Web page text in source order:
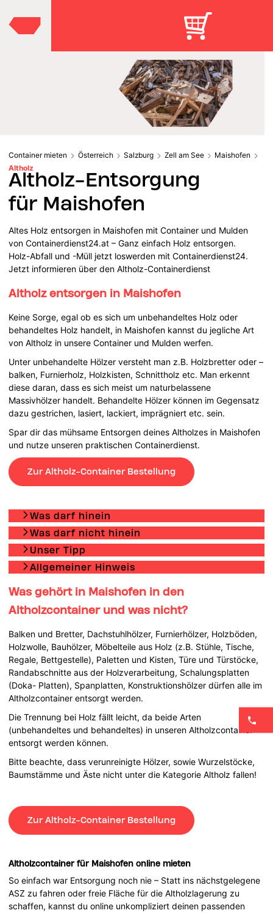
Container mieten Österreich Salzburg Zell am See
Maishofen
Altholz
Altholz-Entsorgung
für Maishofen
Altes Holz entsorgen in Maishofen mit Container und Mulden
von Containerdienst24.at – Ganz einfach Holz entsorgen.
Holz-Abfall und -Müll jetzt loswerden mit Containerdienst24.
Jetzt informieren über den Altholz-Containerdienst
Altholz entsorgen in Maishofen
Keine Sorge, egal ob es sich um unbehandeltes Holz oder
behandeltes Holz handelt, in Maishofen kannst du jegliche Art
von Altholz in unsere Container und Mulden werfen.
Unter unbehandelte Hölzer versteht man z.B. Holzbretter oder –
balken, Furnierholz, Holzkisten, Schnittholz etc. Man erkennt
diese daran, dass es sich meist um naturbelassene
Massivhölzer handelt. Behandelte Hölzer können im Gegensatz
dazu gestrichen, lasiert, lackiert, imprägniert etc. sein.
Spar dir das mühsame Entsorgen deines Altholzes in Maishofen
und nutze unseren praktischen Containerdienst.
Zur Altholz-Container Bestellung
Was darf hinein
Was darf nicht hinein
Unser Tipp
Allgemeiner Hinweis
Was gehört in Maishofen in den
Altholzcontainer und was nicht?
Balken und Bretter, Dachstuhlhölzer, Furnierhölzer, Holzböden,
Holzwolle, Bauhölzer, Möbelteile aus Holz (z.B. Stühle, Tische,
Regale, Bettgestelle), Paletten und Kisten, Türe und Türstöcke,
Randabschnitte aus der Holzverarbeitung, Schalungsplatten
(Doka- Platten), Spanplatten, Konstruktionshölzer dürfen alle im
Altholzcontainer entsorgt werden.
Die Trennung bei Holz fällt leicht, da beide Arten
(unbehandeltes und behandeltes) in unseren Altholzcontainer
entsorgt werden können.
Bitte beachte, dass verunreinigte Hölzer, sowie Wurzelstöcke,
Baumstämme und Äste nicht unter die Kategorie Altholz fallen!
Zur Altholz-Container Bestellung
Altholzcontainer für Maishofen online mieten
So einfach war Entsorgung noch nie – Statt ins nächstgelegene
ASZ zu fahren oder freie Fläche für die Altholzlagerung zu
schaffen, kannst du online unkompliziert deinen passenden